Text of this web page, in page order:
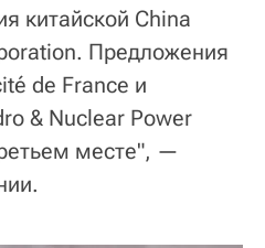
китайской China
Предложения
de France и
& Nuclear Power
месте", —